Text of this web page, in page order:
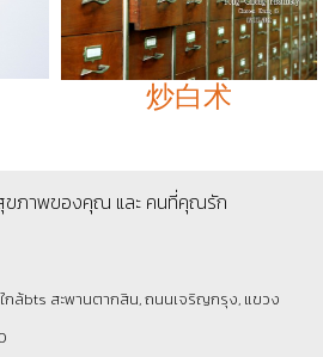
炒白术
สุขภาพของคุณ และ คนที่คุณรัก
กล้bts สะพานตากสิน, ถนนเจริญกรุง, แขวง